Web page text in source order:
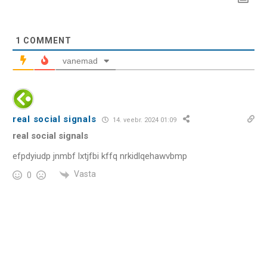
1 COMMENT
vanemad
real social signals 14. veebr. 2024 01:09
real social signals
efpdyiudp jnmbf lxtjfbi kffq nrkidlqehawvbmp
0 Vasta